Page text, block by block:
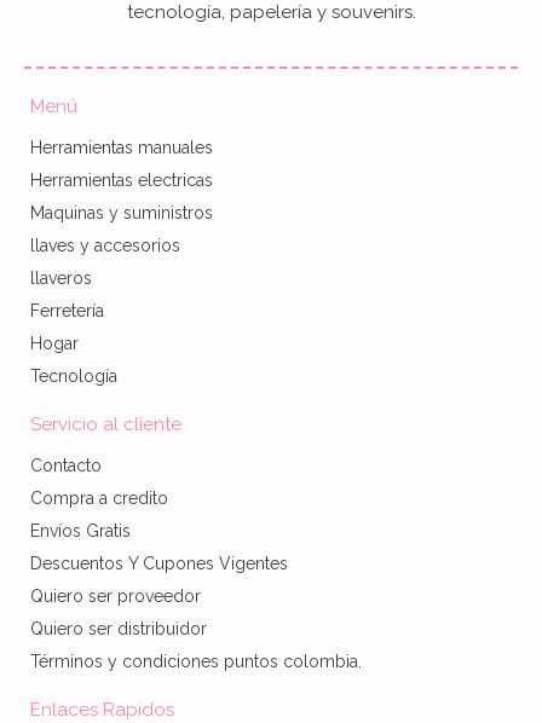
tecnología, papelería y souvenirs.
Menú
Herramientas manuales
Herramientas electricas
Maquinas y suministros
llaves y accesorios
llaveros
Ferretería
Hogar
Tecnología
Servicio al cliente
Contacto
Compra a credito
Envíos Gratis
Descuentos Y Cupones Vigentes
Quiero ser proveedor
Quiero ser distribuidor
Términos y condiciones puntos colombia.
Enlaces Rapidos